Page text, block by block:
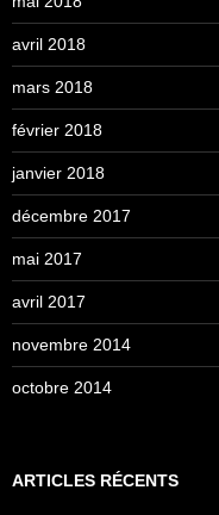
avril 2018
mars 2018
février 2018
janvier 2018
décembre 2017
mai 2017
avril 2017
novembre 2014
octobre 2014
ARTICLES RÉCENTS